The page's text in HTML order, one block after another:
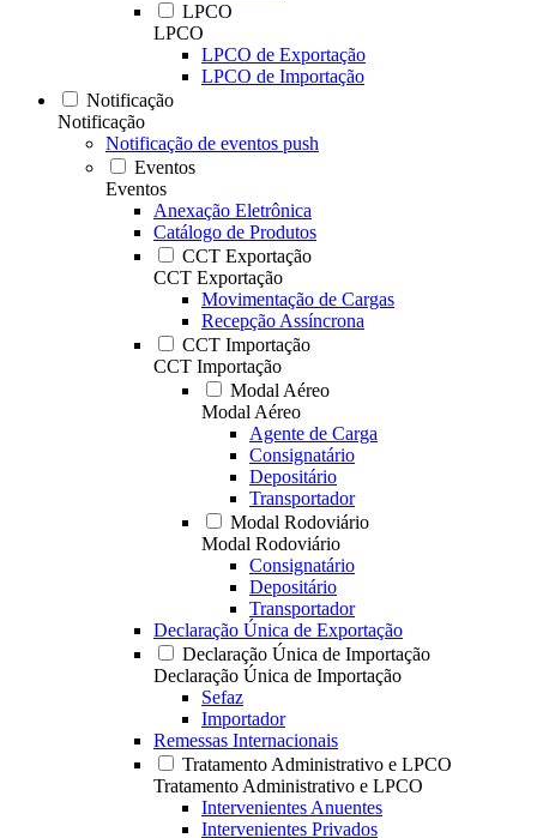
LPCO
LPCO
LPCO de Exportação
LPCO de Importação
Notificação
Notificação
Notificação de eventos push
Eventos
Eventos
Anexação Eletrônica
Catálogo de Produtos
CCT Exportação
CCT Exportação
Movimentação de Cargas
Recepção Assíncrona
CCT Importação
CCT Importação
Modal Aéreo
Modal Aéreo
Agente de Carga
Consignatário
Depositário
Transportador
Modal Rodoviário
Modal Rodoviário
Consignatário
Depositário
Transportador
Declaração Única de Exportação
Declaração Única de Importação
Declaração Única de Importação
Sefaz
Importador
Remessas Internacionais
Tratamento Administrativo e LPCO
Tratamento Administrativo e LPCO
Intervenientes Anuentes
Intervenientes Privados